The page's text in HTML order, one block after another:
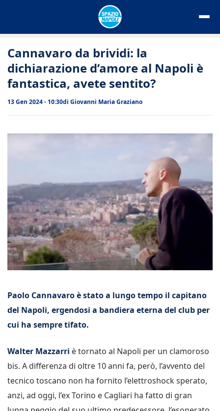
Cannavaro da brividi: la
dichiarazione d’amore al Napoli è
fantastica, avete sentito?
13 Gen 2024 - 10:30di Giovanni Maria Graziano
Paolo Cannavaro è stato a lungo tempo il capitano
del Napoli, ergendosi a bandiera eterna del club per
cui ha sempre tifato.
Walter Mazzarri è tornato al Napoli per un clamoroso
bis. A differenza di oltre 10 anni fa, però, l’avvento del
tecnico toscano non ha fornito l’elettroshock sperato,
anzi, ad oggi, l’ex Torino e Cagliari ha fatto di gran